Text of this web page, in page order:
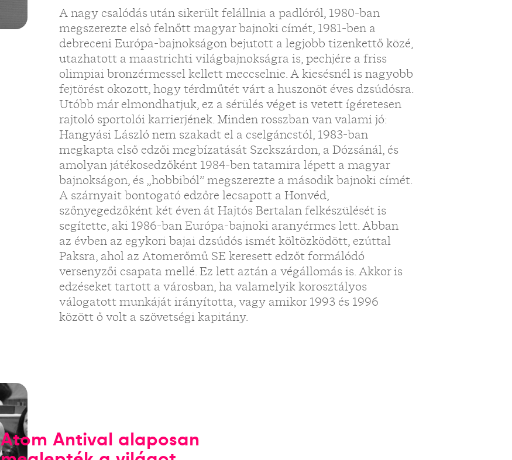
A nagy csalódás után sikerült felállnia a padlóról, 1980-ban
megszerezte első felnőtt magyar bajnoki címét, 1981-ben a
debreceni Európa-bajnokságon bejutott a legjobb tizenkettő közé,
utazhatott a maastrichti világbajnokságra is, pechjére a friss
olimpiai bronzérmessel kellett meccselnie. A kiesésnél is nagyobb
fejtörést okozott, hogy térdműtét várt a huszonöt éves dzsúdósra.
Utóbb már elmondhatjuk, ez a sérülés véget is vetett ígéretesen
rajtoló sportolói karrierjének. Minden rosszban van valami jó:
Hangyási László nem szakadt el a cselgáncstól, 1983-ban
megkapta első edzői megbízatását Szekszárdon, a Dózsánál, és
amolyan játékosedzőként 1984-ben tatamira lépett a magyar
bajnokságon, és „hobbiból” megszerezte a második bajnoki címét.
A szárnyait bontogató edzőre lecsapott a Honvéd,
szőnyegedzőként két éven át Hajtós Bertalan felkészülését is
segítette, aki 1986-ban Európa-bajnoki aranyérmes lett. Abban
az évben az egykori bajai dzsúdós ismét költözködött, ezúttal
Paksra, ahol az Atomerőmű SE keresett edzőt formálódó
versenyzői csapata mellé. Ez lett aztán a végállomás is. Akkor is
edzéseket tartott a városban, ha valamelyik korosztályos
válogatott munkáját irányította, vagy amikor 1993 és 1996
között ő volt a szövetségi kapitány.
Atom Antival alaposan